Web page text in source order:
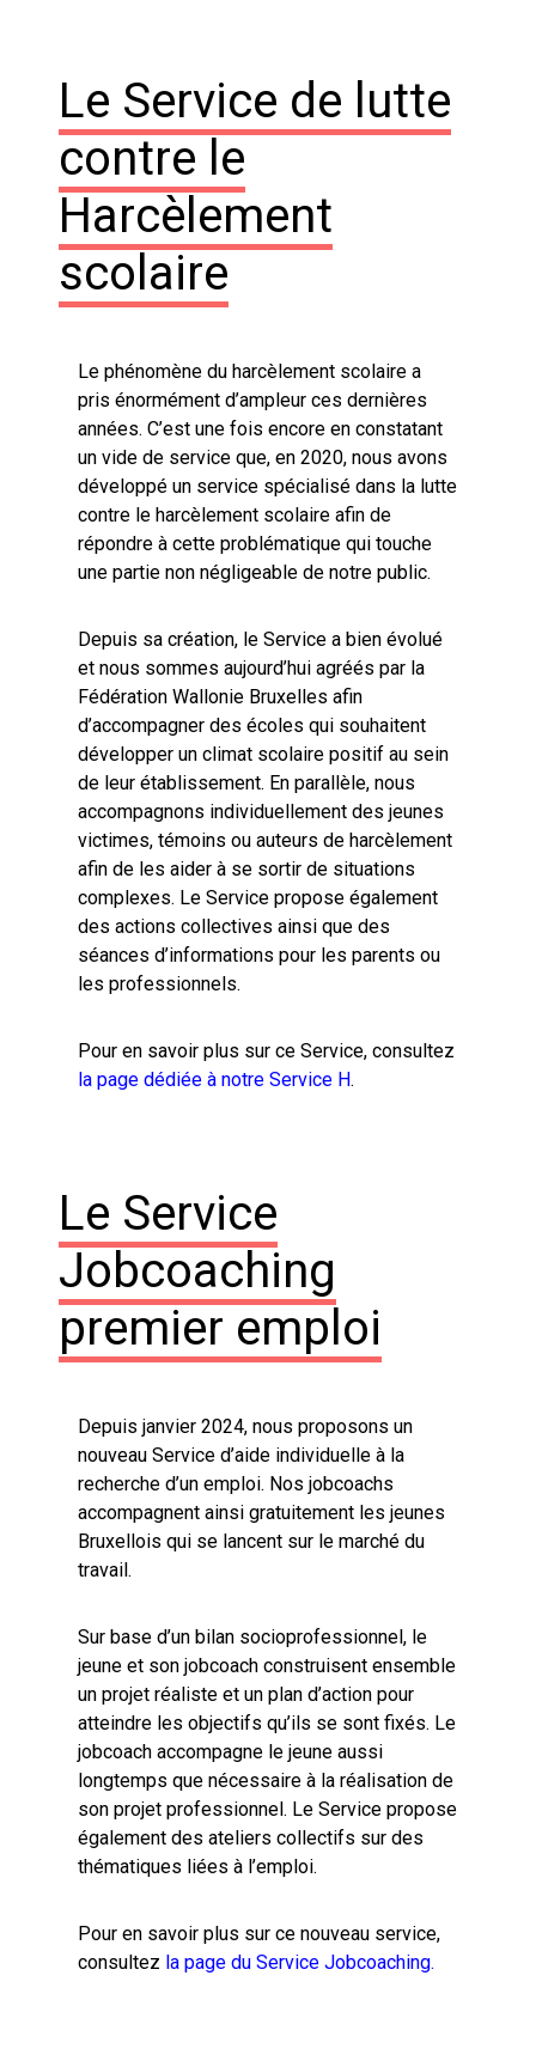
Le Service de lutte
contre le
Harcèlement
scolaire
Le phénomène du harcèlement scolaire a
pris énormément d’ampleur ces dernières
années. C’est une fois encore en constatant
un vide de service que, en 2020, nous avons
développé un service spécialisé dans la lutte
contre le harcèlement scolaire afin de
répondre à cette problématique qui touche
une partie non négligeable de notre public.
Depuis sa création, le Service a bien évolué
et nous sommes aujourd’hui agréés par la
Fédération Wallonie Bruxelles afin
d’accompagner des écoles qui souhaitent
développer un climat scolaire positif au sein
de leur établissement. En parallèle, nous
accompagnons individuellement des jeunes
victimes, témoins ou auteurs de harcèlement
afin de les aider à se sortir de situations
complexes. Le Service propose également
des actions collectives ainsi que des
séances d’informations pour les parents ou
les professionnels.
Pour en savoir plus sur ce Service, consultez
la page dédiée à notre Service H.
Le Service
Jobcoaching
premier emploi
Depuis janvier 2024, nous proposons un
nouveau Service d’aide individuelle à la
recherche d’un emploi. Nos jobcoachs
accompagnent ainsi gratuitement les jeunes
Bruxellois qui se lancent sur le marché du
travail.
Sur base d’un bilan socioprofessionnel, le
jeune et son jobcoach construisent ensemble
un projet réaliste et un plan d’action pour
atteindre les objectifs qu’ils se sont fixés. Le
jobcoach accompagne le jeune aussi
longtemps que nécessaire à la réalisation de
son projet professionnel. Le Service propose
également des ateliers collectifs sur des
thématiques liées à l’emploi.
Pour en savoir plus sur ce nouveau service,
consultez la page du Service Jobcoaching.